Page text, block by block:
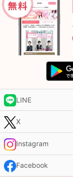
LINE
X
Instagram
Facebook